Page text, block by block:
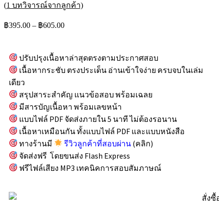
(1 บทวิจารณ์จากลูกค้า)
฿395.00 – ฿605.00
ปรับปรุงเนื้อหาล่าสุดตรงตามประกาศสอบ
เนื้อหากระชับ ตรงประเด็น อ่านเข้าใจง่าย ครบจบในเล่ม
เดียว
สรุปสาระสำคัญ แนวข้อสอบ พร้อมเฉลย
มีสารบัญเนื้อหา พร้อมเลขหน้า
แบบไฟล์ PDF จัดส่งภายใน 5 นาที ไม่ต้องรอนาน
เนื้อหาเหมือนกัน ทั้งแบบไฟล์ PDF และแบบหนังสือ
ทางร้านมี
รีวิวลูกค้าที่สอบผ่าน (คลิก)
จัดส่งฟรี โดยขนส่ง Flash Express
ฟรีไฟล์เสียง MP3 เทคนิคการสอบสัมภาษณ์